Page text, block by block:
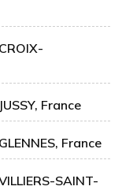
France
France
SAINT-